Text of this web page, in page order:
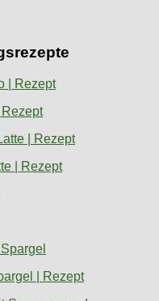
| Rezept
| Rezept